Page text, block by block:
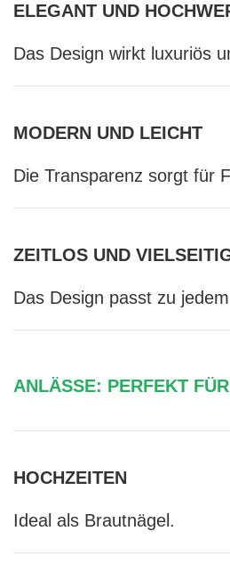
ELEGANT UND
Das Design wirkt luxuriös
MODERN UND LEICHT
Die Transparenz sorgt für
ZEITLOS UND
Das Design passt zu
ANLÄSSE: PERFEKT
HOCHZEITEN
Ideal als Brautnägel.